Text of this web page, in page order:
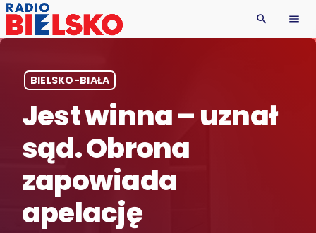
search menu
BIELSKO-BIAŁA
Jest winna – uznał
sąd. Obrona
zapowiada
apelację